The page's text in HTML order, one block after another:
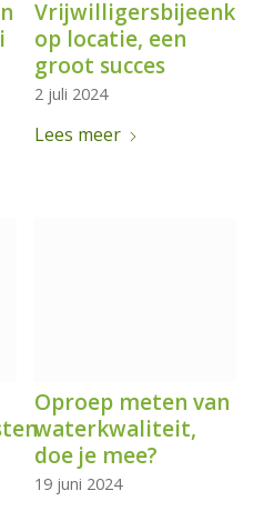
op locatie, een
groot succes
2 juli 2024
Lees meer
Oproep meten van
waterkwaliteit,
doe je mee?
19 juni 2024